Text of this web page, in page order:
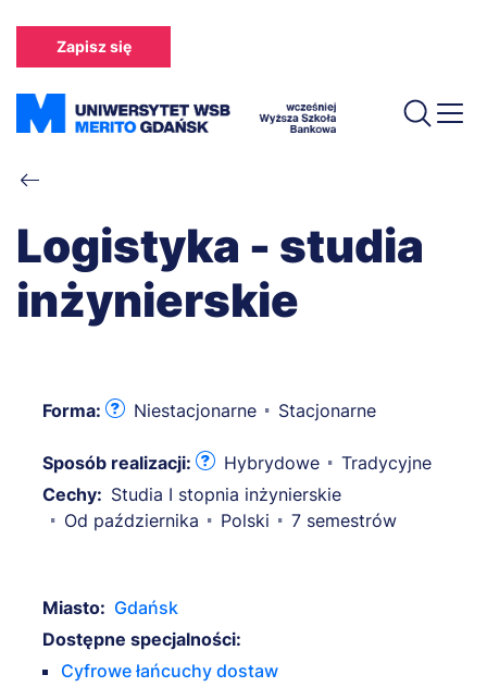
treści
Zapisz się
Ścieżka
nawigacyjna
Logistyka - studia
inżynierskie
Forma: Niestacjonarne Stacjonarne
Sposób realizacji: Hybrydowe
Tradycyjne
Cechy: Studia I stopnia inżynierskie
Od października
Polski 7 semestrów
Miasto: Gdańsk
Dostępne specjalności:
Cyfrowe łańcuchy dostaw